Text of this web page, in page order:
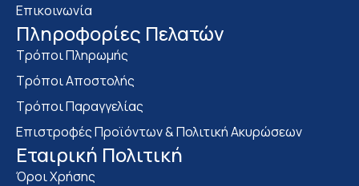
Επικοινωνία
Πληροφορίες Πελατών
Τρόποι Πληρωμής
Τρόποι Αποστολής
Τρόποι Παραγγελίας
Επιστροφές Προϊόντων & Πολιτική Ακυρώσεων
Eταιρική Πολιτική
Όροι Χρήσης